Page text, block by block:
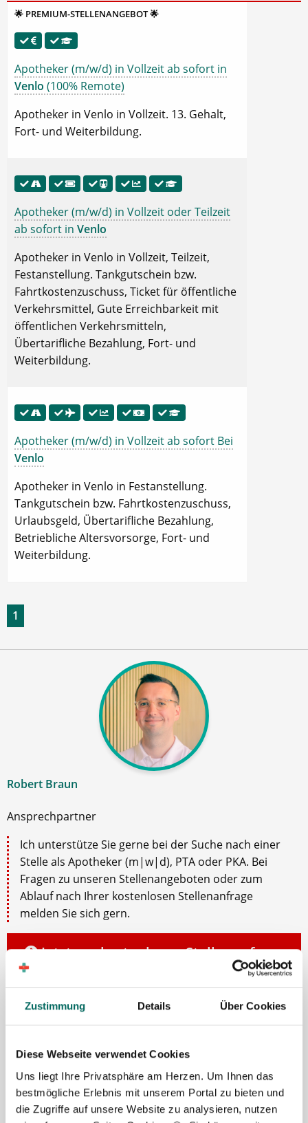
Zustimmung Details Über Cookies
Diese Webseite verwendet Cookies
Uns liegt Ihre Privatsphäre am Herzen. Um Ihnen das
bestmögliche Erlebnis mit unserem Portal zu bieten und
die Zugriffe auf unsere Website zu analysieren, nutzen
🌟 PREMIUM-STELLENANGEBOT 🌟
Apotheker (m/w/d) in Vollzeit ab sofort in
Venlo (100% Remote)
Apotheker in Venlo in Vollzeit. 13. Gehalt,
Fort- und Weiterbildung.
Apotheker (m/w/d) in Vollzeit oder Teilzeit
ab sofort in Venlo
Apotheker in Venlo in Vollzeit, Teilzeit,
Festanstellung. Tankgutschein bzw.
Fahrtkostenzuschuss, Ticket für öffentliche
Verkehrsmittel, Gute Erreichbarkeit mit
öffentlichen Verkehrsmitteln,
Übertarifliche Bezahlung, Fort- und
Weiterbildung.
Apotheker (m/w/d) in Vollzeit ab sofort Bei
Venlo
Apotheker in Venlo in Festanstellung.
Tankgutschein bzw. Fahrtkostenzuschuss,
Urlaubsgeld, Übertarifliche Bezahlung,
Betriebliche Altersvorsorge, Fort- und
Weiterbildung.
1
Robert Braun
Ansprechpartner
Ich unterstütze Sie gerne bei der Suche nach einer
Stelle als Apotheker (m|w|d), PTA oder PKA. Bei
Fragen zu unseren Stellenangeboten oder zum
Ablauf nach Ihrer kostenlosen Stellenanfrage
melden Sie sich gern.
Jetzt zur kostenlosen Stellenanfrage
Kontakt
Tel.: +49 (0) 521 / 911 730 37
hallo@deutscher-apotheker-service.de